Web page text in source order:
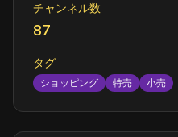
チャンネル数
87
タグ
ショッピング 特売 小売